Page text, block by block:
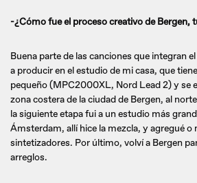
-¿Cómo fue el proceso creativo de Bergen,
Buena parte de las canciones que integran
a producir en el estudio de mi casa, que
pequeño (MPC2000XL, Nord Lead 2) y se
zona costera de la ciudad de Bergen, al
la siguiente etapa fui a un estudio más
Ámsterdam, allí hice la mezcla, y agregué
sintetizadores. Por último, volví a Bergen
arreglos.